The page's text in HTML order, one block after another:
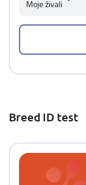
Moje živali
Breed ID test